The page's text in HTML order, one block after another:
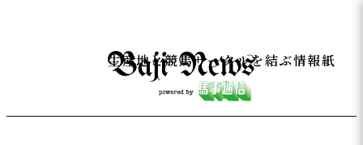
生産地と競馬サークルを結ぶ情報紙